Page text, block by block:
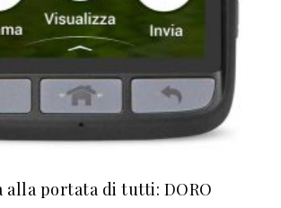
alla portata di tutti: DORO